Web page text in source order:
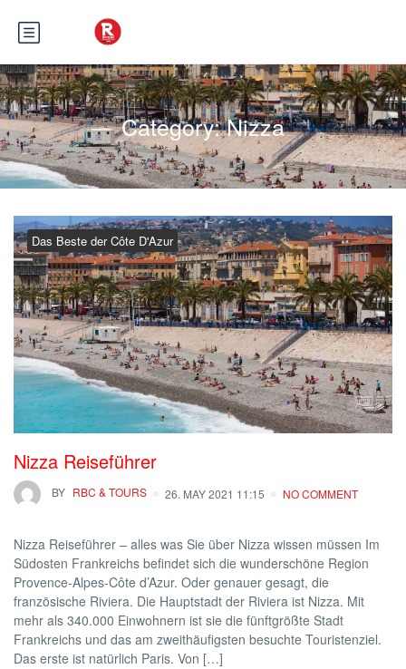
Category:Nizza
Das Beste der Côte D'Azur
Nizza Reiseführer
BY RBC & TOURS 26. MAY 2021 11:15 NO COMMENT
Nizza Reiseführer – alles was Sie über Nizza wissen müssen Im
Südosten Frankreichs befindet sich die wunderschöne Region
Provence-Alpes-Côte d’Azur. Oder genauer gesagt, die
französische Riviera. Die Hauptstadt der Riviera ist Nizza. Mit
mehr als 340.000 Einwohnern ist sie die fünftgrößte Stadt
Frankreichs und das am zweithäufigsten besuchte Touristenziel.
Das erste ist natürlich Paris. Von […]